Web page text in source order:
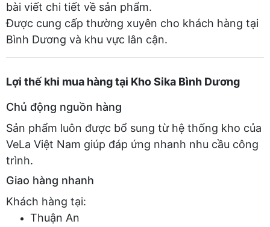
bài viết chi tiết về sản phẩm.
Được cung cấp thường xuyên cho khách hàng tại
Bình Dương và khu vực lân cận.
Lợi thế khi mua hàng tại Kho Sika Bình Dương
Chủ động nguồn hàng
Sản phẩm luôn được bổ sung từ hệ thống kho của
VeLa Việt Nam giúp đáp ứng nhanh nhu cầu công
trình.
Giao hàng nhanh
Khách hàng tại:
Thuận An